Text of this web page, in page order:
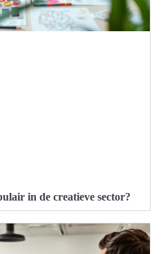
in de creatieve sector?